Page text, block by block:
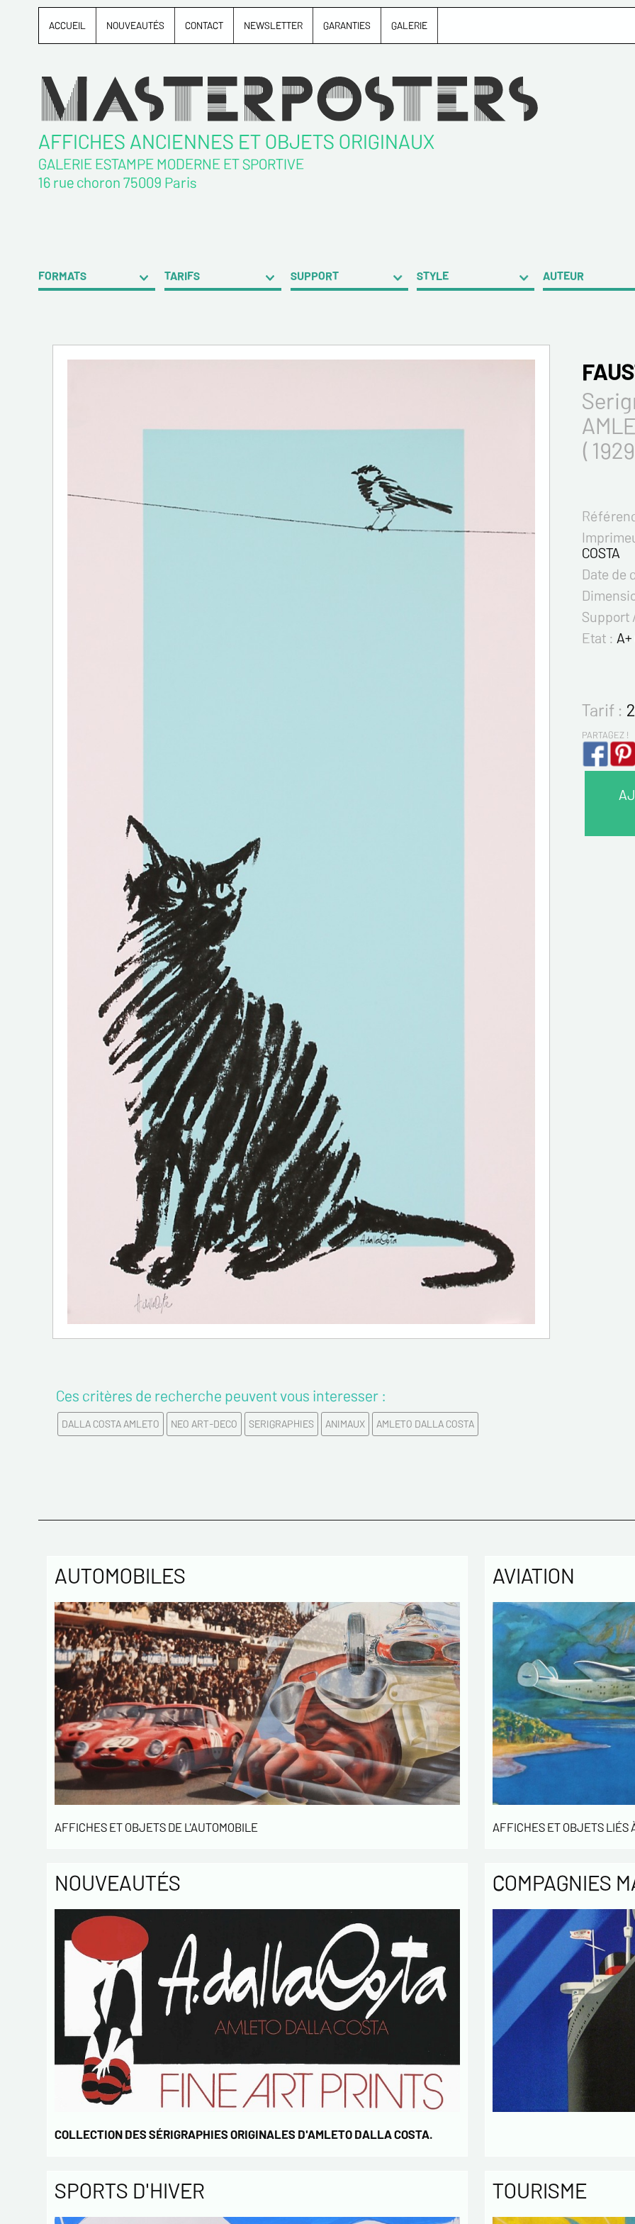
ACCUEIL NOUVEAUTÉS CONTACT NEWSLETTER GARANTIES GALERIE
AFFICHES ANCIENNES ET OBJETS ORIGINAUX
GALERIE ESTAMPE MODERNE ET SPORTIVE
16 rue choron 75009 Paris
FORMATS TARIFS SUPPORT STYLE AUTEUR
(
COSTA
Date de
Support
Etat :
Tarif :
PARTAGEZ !
En
des
Ces critères de recherche peuvent vous interesser :
DALLA COSTA AMLETO NEO ART-DECO SERIGRAPHIES ANIMAUX AMLETO DALLA COSTA
AUTOMOBILES
AFFICHES ET OBJETS DE L'AUTOMOBILE
AVIATION
AFFICHES ET OBJETS LIÉS
NOUVEAUTÉS
COLLECTION DES SÉRIGRAPHIES ORIGINALES D'AMLETO DALLA COSTA.
COMPAGNIES
SPORTS D'HIVER TOURISME